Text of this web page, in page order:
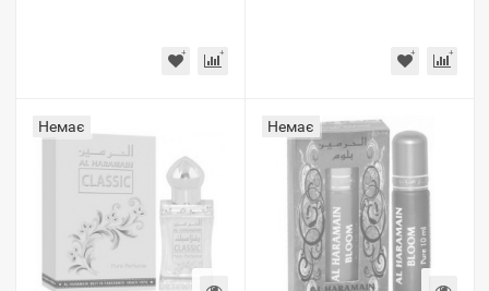
Немає Немає